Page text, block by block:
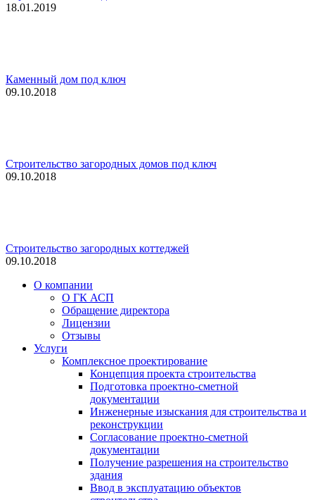
18.01.2019
Каменный дом под ключ
09.10.2018
Строительство загородных домов под ключ
09.10.2018
Строительство загородных коттеджей
09.10.2018
О компании
О ГК АСП
Обращение директора
Лицензии
Отзывы
Услуги
Комплексное проектирование
Концепция проекта строительства
Подготовка проектно-сметной
документации
Инженерные изыскания для строительства и
реконструкции
Согласование проектно-сметной
документации
Получение разрешения на строительство
здания
Ввод в эксплуатацию объектов